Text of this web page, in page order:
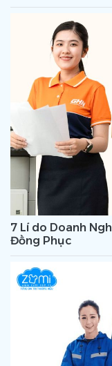
7 Lí do Doanh
Đồng Phục